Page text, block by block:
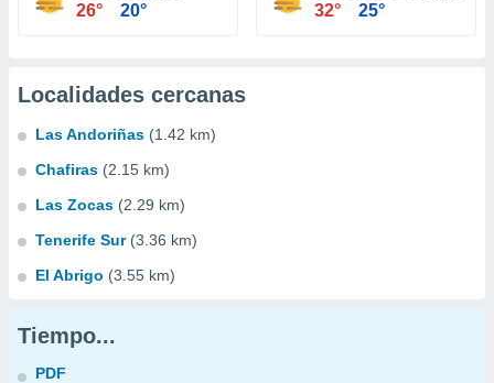
26° 20° 32° 25°
Localidades cercanas
Las Andoriñas (1.42 km)
Chafiras (2.15 km)
Las Zocas (2.29 km)
Tenerife Sur (3.36 km)
El Abrigo (3.55 km)
Tiempo...
PDF